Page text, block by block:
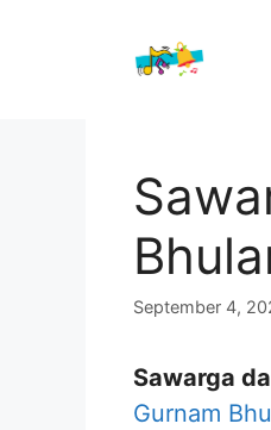
September 4,
Sawarga
Gurnam